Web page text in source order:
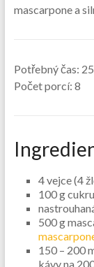
mascarpone a
Potřebný čas:
Počet porcí: 8
4 vejce (4
100 g
500 g
150 – 200
kávy na